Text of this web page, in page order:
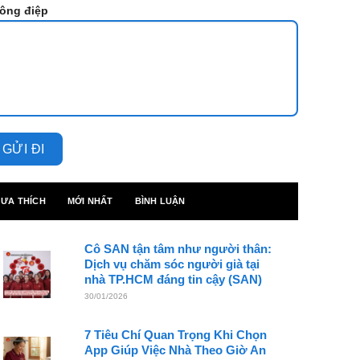
điệp
ƯA THÍCH MỚI NHẤT BÌNH LUẬN
Cô SAN tận tâm như người thân:
Dịch vụ chăm sóc người già tại
nhà TP.HCM đáng tin cậy (SAN)
30/01/2026
7 Tiêu Chí Quan Trọng Khi Chọn
App Giúp Việc Nhà Theo Giờ An